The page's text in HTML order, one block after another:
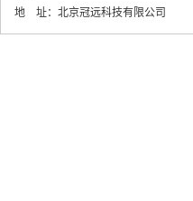
地 址： 北京冠远科技有限公司